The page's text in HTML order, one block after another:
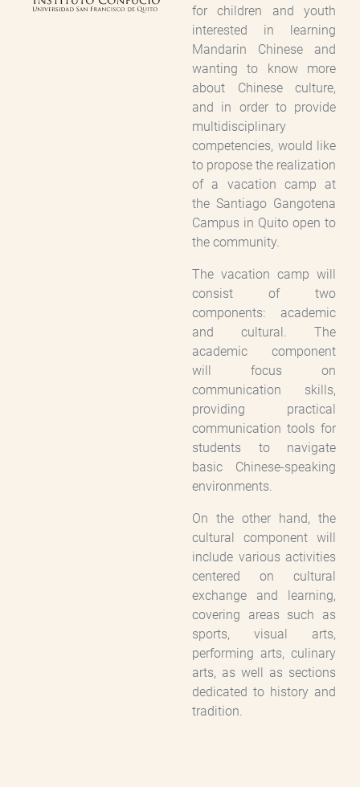
for children and youth
interested in learning
Mandarin Chinese and
wanting to know more
about Chinese culture,
and in order to provide
multidisciplinary
competencies, would like
to propose the realization
of a vacation camp at
the Santiago Gangotena
Campus in Quito open to
the community.
The vacation camp will
consist of two
components: academic
and cultural. The
academic component
will focus on
communication skills,
providing practical
communication tools for
students to navigate
basic Chinese-speaking
environments.
On the other hand, the
cultural component will
include various activities
centered on cultural
exchange and learning,
covering areas such as
sports, visual arts,
performing arts, culinary
arts, as well as sections
dedicated to history and
tradition.